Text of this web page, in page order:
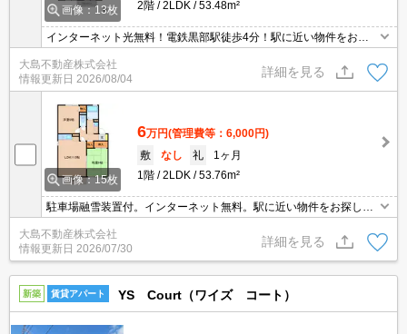
画像：13枚 2階 2LDK 53.48m²
インターネット光無料！電鉄黒部駅徒歩4分！駅に近い物件をお探
大島不動産株式会社
情報更新日 2026/08/04
詳細を見る
画像：15枚
6万円(管理費等：6,000円)
敷
なし 礼
1ヶ月
1階
2LDK 53.76m²
駐車場融雪装置付。インターネット無料。駅に近い物件をお探しの
大島不動産株式会社
情報更新日 2026/07/30
詳細を見る
新築 賃貸アパート YS Court（ワイズ コート）